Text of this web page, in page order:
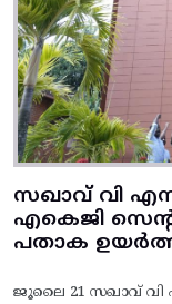
സഖാവ് വി
എകെജി
പതാക
ജൂലൈ 21 സഖാവ് വി